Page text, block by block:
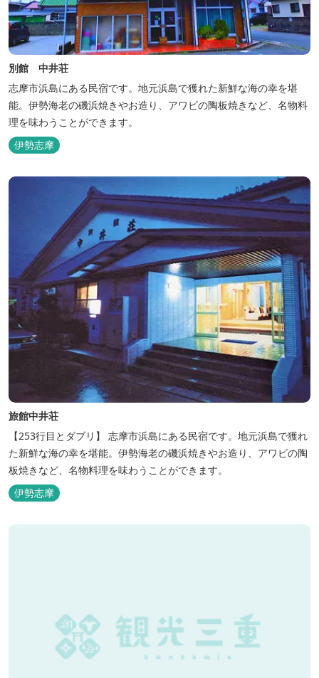
別館 中井荘
志摩市浜島にある民宿です。地元浜島で獲れた新鮮な海の幸を堪
能。伊勢海老の磯浜焼きやお造り、アワビの陶板焼きなど、名物料
理を味わうことができます。
伊勢志摩
旅館中井荘
【253行目とダブリ】 志摩市浜島にある民宿です。地元浜島で獲れ
た新鮮な海の幸を堪能。伊勢海老の磯浜焼きやお造り、アワビの陶
板焼きなど、名物料理を味わうことができます。
伊勢志摩